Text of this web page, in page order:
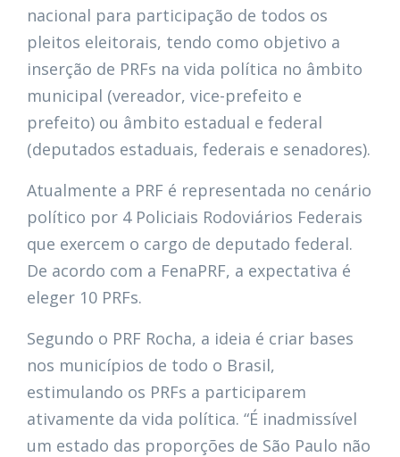
nacional para participação de todos os
pleitos eleitorais, tendo como objetivo a
inserção de PRFs na vida política no âmbito
municipal (vereador, vice-prefeito e
prefeito) ou âmbito estadual e federal
(deputados estaduais, federais e senadores).
Atualmente a PRF é representada no cenário
político por 4 Policiais Rodoviários Federais
que exercem o cargo de deputado federal.
De acordo com a FenaPRF, a expectativa é
eleger 10 PRFs.
Segundo o PRF Rocha, a ideia é criar bases
nos municípios de todo o Brasil,
estimulando os PRFs a participarem
ativamente da vida política. “É inadmissível
um estado das proporções de São Paulo não